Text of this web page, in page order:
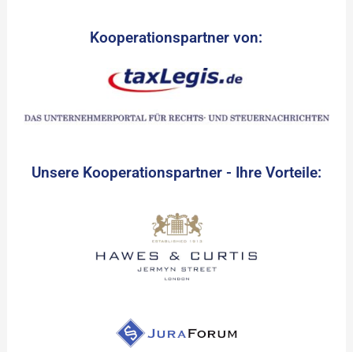
Kooperationspartner von:
Unsere Kooperationspartner - Ihre Vorteile: